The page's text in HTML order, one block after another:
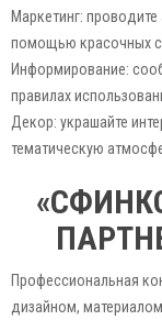
Маркетинг:
помощью красочных
Информирование:
правилах
Декор: украшайте
тематическую
Профессиональная
дизайном,